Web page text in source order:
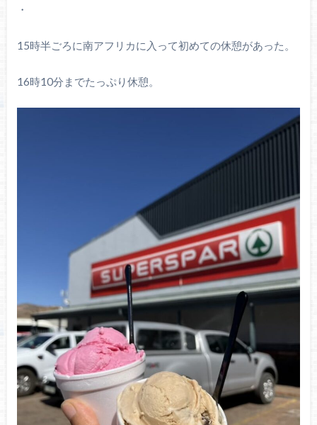
・
15時半ごろに南アフリカに入って初めての休憩があった。
16時10分までたっぷり休憩。